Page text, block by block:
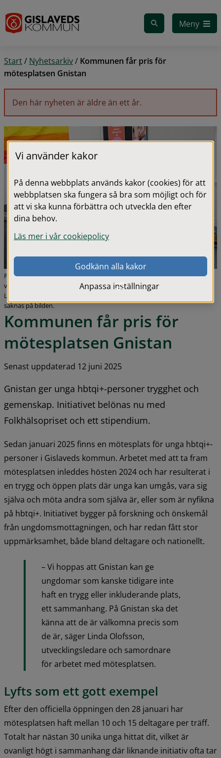
Meny
Start/ Nyhetsarkiv/ Kommunen får pris för
mötesplatsen Gnistan
Den här nyheten är äldre än ett år.
Personalen på Gnistan består av medarbetare från olika kommunala
verksamheter. Från vänster: Tea Andreasson, Cecilia Fransila, Julia Fyhr,
Linda Olofsson, Emma Granlund och Isabella Eriksson. Melina Mysberg
saknas på bilden.
Kommunen får pris för
mötesplatsen Gnistan
Senast uppdaterad 12 juni 2025
Gnistan ger unga hbtqi+-personer trygghet och
gemenskap. Initiativet belönas nu med
Folkhälsopriset och ett stipendium.
Sedan januari 2025 finns en mötesplats för unga hbtqi+-
personer i Gislaveds kommun. Arbetet med att ta fram
mötesplatsen inleddes hösten 2024 och har resulterat i
en trygg och öppen plats där unga kan umgås, vara sig
själva och möta andra som själva är, eller som är nyfikna
på hbtqi+. Initiativet bygger på forskning och önskemål
från ungdomsmottagningen, och har redan fått stor
uppmärksamhet, både bland deltagare och nationellt.
– Vi hoppas att Gnistan kan ge
ungdomar som kanske tidigare inte
haft en trygg eller inkluderande plats,
ett sammanhang. På Gnistan ska det
känna att de är välkomna precis som
de är, säger Linda Olofsson,
utvecklingsledare och samordnare
för arbetet med mötesplatsen.
Lyfts som ett gott exempel
Efter den officiella öppningen den 28 januari har
mötesplatsen haft mellan 10 och 15 deltagare per träff.
Totalt har nästan 30 unika unga hittat dit, vilket är
ovanligt högt i sammanhang där liknande initiativ ofta tar
Vi använder kakor
På denna webbplats används kakor (cookies) för att
webbplatsen ska fungera så bra som möjligt och för
att vi ska kunna förbättra och utveckla den efter
dina behov.
Läs mer i vår cookiepolicy
Godkänn alla kakor
Anpassa inställningar